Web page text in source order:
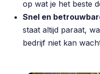
op wat je het beste
Snel en
staat altijd paraat,
bedrijf niet kan